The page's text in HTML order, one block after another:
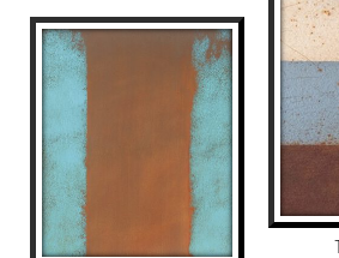
(Vigo), Galeria Sicart
Gallery 55 (Bangkok, Tailàndia),
(Càceres), Galeria María
Col·legi Oficial d’Arquitectes
(Badajoz), Galeria Gresol
Per a més informació de
Velasco
Espai Cavallers